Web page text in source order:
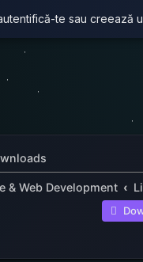
te sau creează
& Web Development